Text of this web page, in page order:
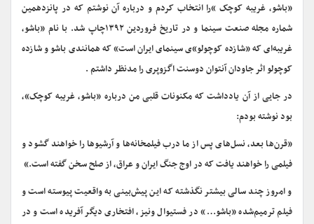
«باشو، غریبه کوچک »را انتخاب کردم و درباره آن نوشتم که در پانزدهمین
شماره مجله صنعت سینما و در تاریخ فروردین ۱۳۹۲چاپ شد. با نام «باشو،
غریبه‌ای که «شازده کوچولو»ی سینمای ایران است» که همانندی باشو و شازده
کوچولو اثر جاودان آنتوان دوسنت اگزوپری را مدنظر داشتم .
در جایی از آن یادداشت که مکنونات قلبی من درباره «باشو، غریبه کوچک‌»،
بود نوشته بودم:
«قرن‌ها بعد، نسل‌های پس از ما درب فیلمخانه‌ها و آرشیوها را خواهند گشود و
فیلمی را خواهند یافت که در اوج جنگ ایران و عراق، از صلح سخن گفته است.»
و امروز چند سالی بیشتر نگذشته که این پیش‌بینی به واقعیت پیوسته است و
فیلم ترمیم‌شده «باشو…» در فستیوال ونیز، افتخاری دیگر آفریده است و در